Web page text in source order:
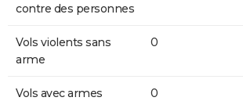
contre des personnes
Vols violents sans
arme
0
Vols avec armes 0